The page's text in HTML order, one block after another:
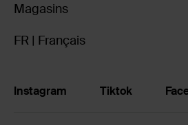
Magasins
FR | Français
Instagram Tiktok